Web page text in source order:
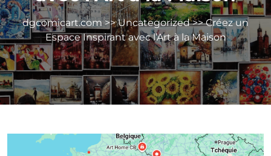
dgcomicart.com>>Uncategorized>> Créez un
Espace Inspirant avec l’Art à la Maison